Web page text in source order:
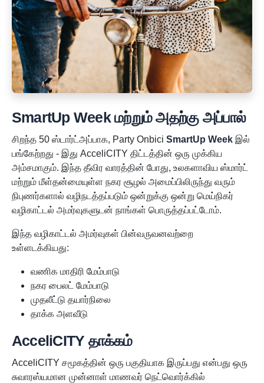
SmartUp Week மற்றும் அதற்கு அப்பால்
சிறந்த 50 ஸ்டார்ட்அப்பாக, Party Onbici SmartUp Week இல்
பங்கேற்றது - இது AcceliCITY திட்டத்தின் ஒரு முக்கிய
அம்சமாகும். இந்த தீவிர வாரத்தின் போது, உலகளாவிய ஸ்மார்ட்
மற்றும் மீள்தன்மையுள்ள நகர சூழல் அமைப்பிலிருந்து வரும்
நிபுணர்களால் வழிநடத்தப்படும் ஒன்றுக்கு ஒன்று மெய்நிகர்
வழிகாட்டல் அமர்வுகளுடன் நாங்கள் பொருத்தப்பட்டோம்.
இந்த வழிகாட்டல் அமர்வுகள் பின்வருவனவற்றை
உள்ளடக்கியது:
வணிக மாதிரி மேம்பாடு
நகர பைலட் மேம்பாடு
முதலீட்டு தயார்நிலை
தாக்க அளவீடு
AcceliCITY தாக்கம்
AcceliCITY சமூகத்தின் ஒரு பகுதியாக இருப்பது என்பது ஒரு
சுவாரஸ்யமான முன்னாள் மாணவர் நெட்வொர்க்கில்